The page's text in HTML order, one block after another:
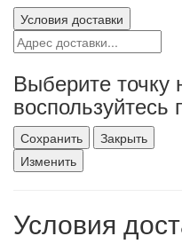
Условия доставки
Выберите точку
воспользуйтесь
Сохранить
Закрыть
Изменить
Условия